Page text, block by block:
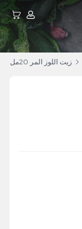
حسابيعربتي
زيت اللوز المر 20مل